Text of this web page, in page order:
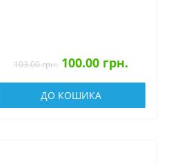
103.00 грн. 100.00 грн.
ДО КОШИКА